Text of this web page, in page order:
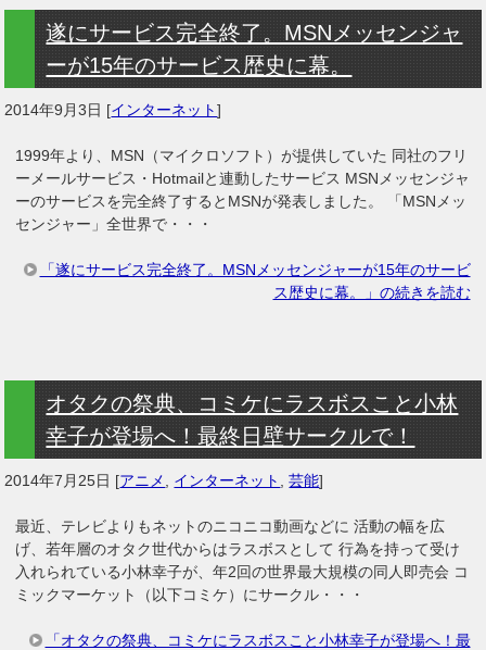
遂にサービス完全終了。MSNメッセンジャ
ーが15年のサービス歴史に幕。
2014年9月3日 [インターネット]
1999年より、MSN（マイクロソフト）が提供していた 同社のフリ
ーメールサービス・Hotmailと連動したサービス MSNメッセンジャ
ーのサービスを完全終了するとMSNが発表しました。 「MSNメッ
センジャー」全世界で・・・
「遂にサービス完全終了。MSNメッセンジャーが15年のサービ
ス歴史に幕。」の続きを読む
オタクの祭典、コミケにラスボスこと小林
幸子が登場へ！最終日壁サークルで！
2014年7月25日 [アニメ インターネット ,芸能]
最近、テレビよりもネットのニコニコ動画などに 活動の幅を広
げ、若年層のオタク世代からはラスボスとして 行為を持って受け
入れられている小林幸子が、年2回の世界最大規模の同人即売会 コ
ミックマーケット（以下コミケ）にサークル・・・
「オタクの祭典、コミケにラスボスこと小林幸子が登場へ！最